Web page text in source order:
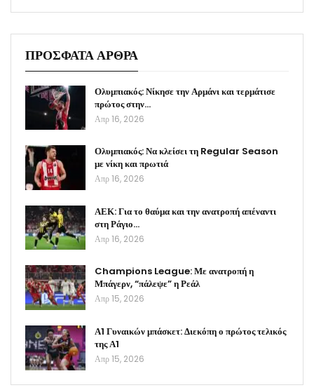
ΠΡΟΣΦΑΤΑ ΑΡΘΡΑ
Ολυμπιακός: Νίκησε την Αρμάνι και τερμάτισε
πρώτος στην…
Απρ 16, 2026
Ολυμπιακός: Να κλείσει τη Regular Season
με νίκη και πρωτιά
Απρ 16, 2026
ΑΕΚ: Για το θαύμα και την ανατροπή απέναντι
στη Ράγιο…
Απρ 16, 2026
Champions League: Με ανατροπή η
Μπάγερν, “πάλεψε” η Ρεάλ
Απρ 15, 2026
Α1 Γυναικών μπάσκετ: Διεκόπη ο πρώτος τελικός
της Α1
Απρ 15, 2026